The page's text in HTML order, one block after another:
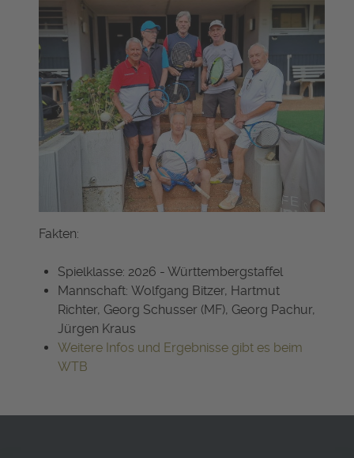
Fakten:
Spielklasse: 2026 - Württembergstaffel
Mannschaft: Wolfgang Bitzer, Hartmut
Richter, Georg Schusser (MF), Georg Pachur,
Jürgen Kraus
Weitere Infos und Ergebnisse gibt es beim
WTB